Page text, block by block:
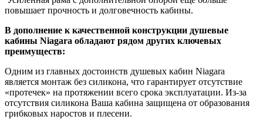
повышает прочность и долговечность кабины.
В дополнение к качественной конструкции душевые
кабины Niagara обладают рядом других ключевых
преимуществ:
Одним из главных достоинств душевых кабин Niagara
является монтаж без силикона, что гарантирует отсутствие
«протечек» на протяжении всего срока эксплуатации. Из-за
отсутствия силикона Ваша кабина защищена от образования
грибковых наростов и плесени.